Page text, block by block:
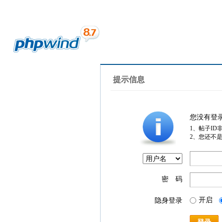
提示信息
您没有登
1、帖子ID
2、您还不
密 码
隐身登录 开启